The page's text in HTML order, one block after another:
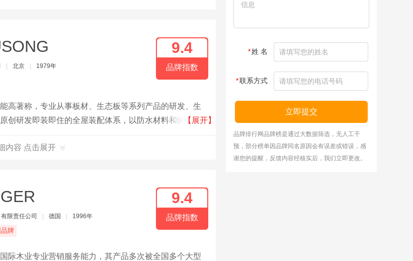
北京 1979年
9.4
品牌指数
高著称，专业从事板材、生态板等系列产品的研发、生
创研发即装即住的全屋装配体系，以防水材料和涂料为
【展开】
内容 点击展开
限责任公司 德国 1996年
牌
9.4
品牌指数
际木业专业营销服务能力，其产品多次被全国多个大型
*姓 名
*联系方式
立即提交
品牌排行网品牌榜是通过大数据筛选，无人工干
预，部分榜单因品牌同名原因会有误差或错误，感
谢您的提醒，反馈内容经核实后，我们立即更改。